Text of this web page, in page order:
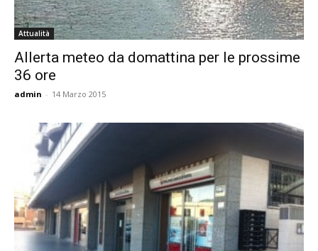
Attualità
Allerta meteo da domattina per le prossime
36 ore
admin - 14 Marzo 2015